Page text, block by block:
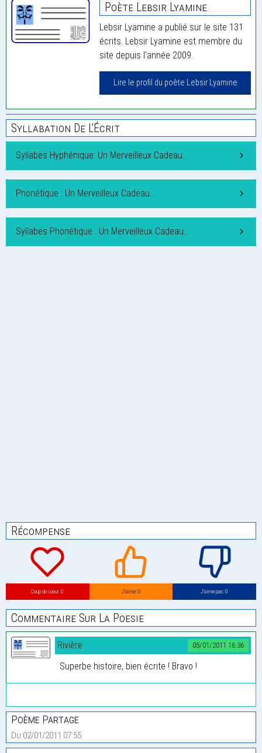
Poète Lebsir Lyamine
Lebsir Lyamine a publié sur le site 131
écrits. Lebsir Lyamine est membre du
site depuis l'année 2009.
Lire le profil du poète Lebsir Lyamine
Syllabation De L'Écrit
Syllabes Hyphénique: Un Merveilleux Cadeau…
Phonétique : Un Merveilleux Cadeau…
Syllabes Phonétique : Un Merveilleux Cadeau…
Récompense
Coup de coeur: 0 J’aime: 0 J’aime pas: 0
Commentaire Sur La Poesie
05/01/2011 16:36
Rivière
Superbe histoire, bien écrite ! Bravo !
Poème Partage
Du 02/01/2011 07:55